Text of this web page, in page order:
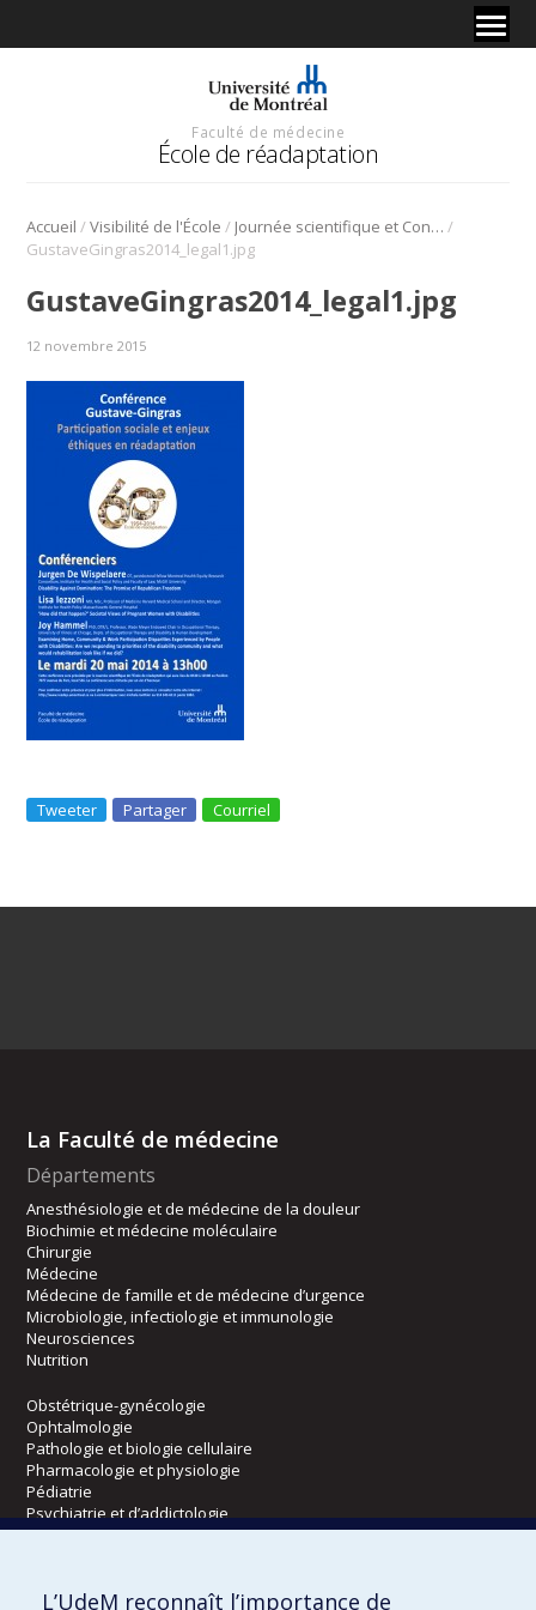
Faculté de médecine
École de réadaptation
Accueil /Visibilité de l'École / Journée scientifique et Conférence Gustave-Gingras /
GustaveGingras2014_legal1.jpg
GustaveGingras2014_legal1.jpg
12 novembre 2015
Tweeter Partager Courriel
La Faculté de médecine
Départements
Anesthésiologie et de médecine de la douleur
Biochimie et médecine moléculaire
Chirurgie
Médecine
Médecine de famille et de médecine d’urgence
Microbiologie, infectiologie et immunologie
Neurosciences
Nutrition
Obstétrique-gynécologie
Ophtalmologie
Pathologie et biologie cellulaire
Pharmacologie et physiologie
Pédiatrie
Psychiatrie et d’addictologie
Radiologie, radio-oncologie et médecine nucléaire
L’UdeM reconnaît l’importance de